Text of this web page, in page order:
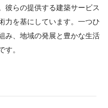
彼らの提供する建築サービス
力を基にしています。一つひ
み、地域の発展と豊かな生活
す。